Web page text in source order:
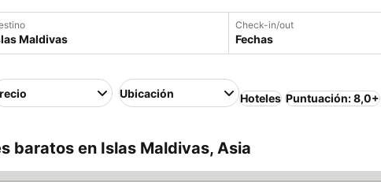
Check-in/out
Fechas
Ubicación Hoteles Puntuación: 8,0+
baratos en Islas Maldivas, Asia